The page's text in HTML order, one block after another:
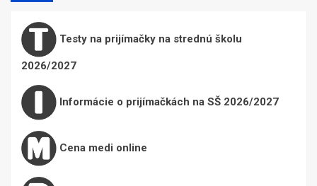
Testy na prijímačky na strednú školu
2026/2027
Informácie o prijímačkách na SŠ 2026/2027
Cena medi online